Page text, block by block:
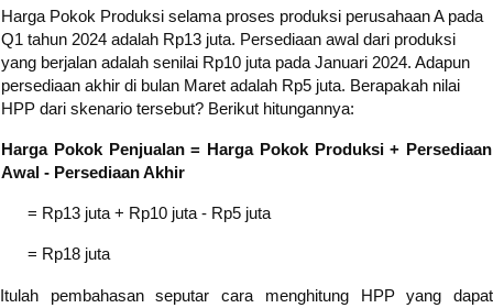
Harga Pokok Produksi selama proses produksi perusahaan A pada
Q1 tahun 2024 adalah Rp13 juta. Persediaan awal dari produksi
yang berjalan adalah senilai Rp10 juta pada Januari 2024. Adapun
persediaan akhir di bulan Maret adalah Rp5 juta. Berapakah nilai
HPP dari skenario tersebut? Berikut hitungannya:
Harga Pokok Penjualan = Harga Pokok Produksi + Persediaan
Awal - Persediaan Akhir
= Rp13 juta + Rp10 juta - Rp5 juta
= Rp18 juta
Itulah pembahasan seputar cara menghitung HPP yang dapat